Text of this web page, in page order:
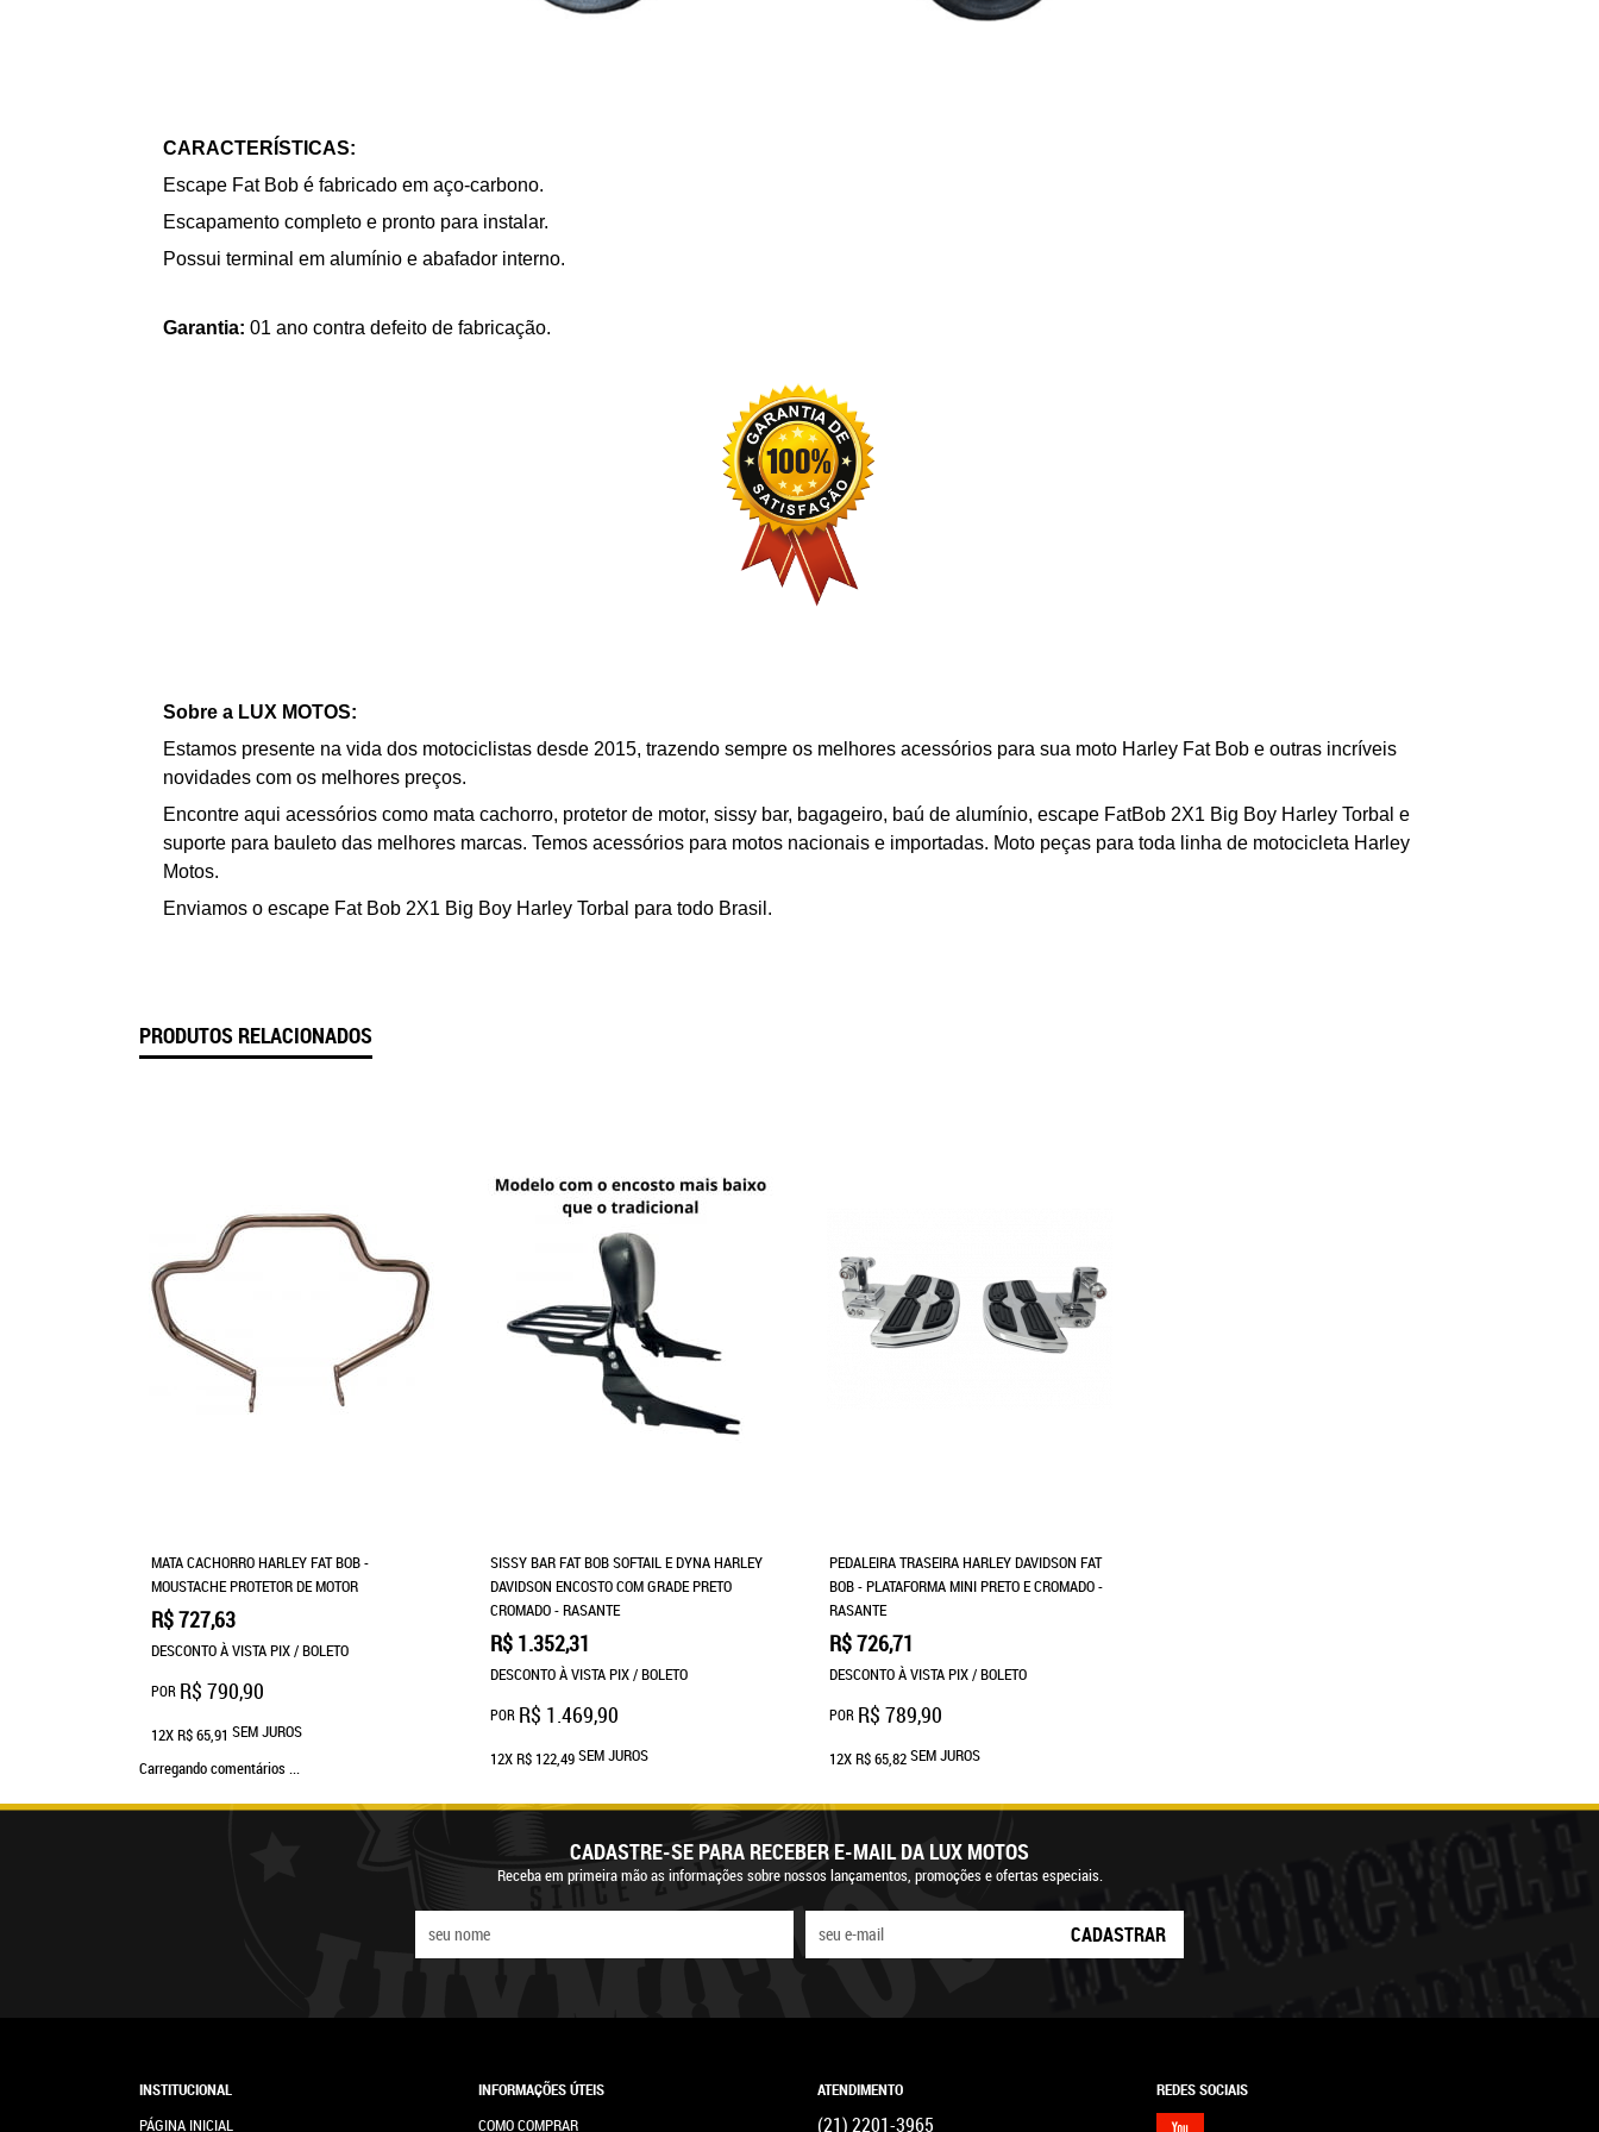
CARACTERÍSTICAS:
Escape Fat Bob é fabricado em aço-carbono.
Escapamento completo e pronto para instalar.
Possui terminal em alumínio e abafador interno.
Garantia: 01 ano contra defeito de fabricação.
Sobre a LUX MOTOS:
Estamos presente na vida dos motociclistas desde 2015, trazendo sempre os melhores acessórios para sua moto Harley Fat Bob e outras incríveis
novidades com os melhores preços.
Encontre aqui acessórios como mata cachorro, protetor de motor, sissy bar, bagageiro, baú de alumínio, escape FatBob 2X1 Big Boy Harley Torbal e
suporte para bauleto das melhores marcas. Temos acessórios para motos nacionais e importadas. Moto peças para toda linha de motocicleta Harley
Motos.
Enviamos o escape Fat Bob 2X1 Big Boy Harley Torbal para todo Brasil.
PRODUTOS RELACIONADOS
MATA CACHORRO HARLEY FAT BOB -
MOUSTACHE PROTETOR DE MOTOR
POR R$ 790,90
R$ 727,63
DESCONTO À VISTA PIX / BOLETO
12XR$ 65,91 SEM JUROS
SISSY BAR FAT BOB SOFTAIL E DYNA HARLEY
DAVIDSON ENCOSTO COM GRADE PRETO
CROMADO - RASANTE
POR R$ 1.469,90
R$ 1.352,31
DESCONTO À VISTA PIX / BOLETO
12XR$ 122,49SEM JUROS
PEDALEIRA TRASEIRA HARLEY DAVIDSON FAT
BOB - PLATAFORMA MINI PRETO E CROMADO -
RASANTE
POR R$ 789,90
R$ 726,71
DESCONTO À VISTA PIX / BOLETO
12XR$ 65,82SEM JUROS
Carregando comentários ...
CADASTRE-SE PARA RECEBER E-MAIL DA LUX MOTOS
Receba em primeira mão as informações sobre nossos lançamentos, promoções e ofertas especiais.
CADASTRAR
INSTITUCIONAL
PÁGINA INICIAL
INFORMAÇÕES ÚTEIS
COMO COMPRAR
ATENDIMENTO
(21)2201-3965
REDES SOCIAIS